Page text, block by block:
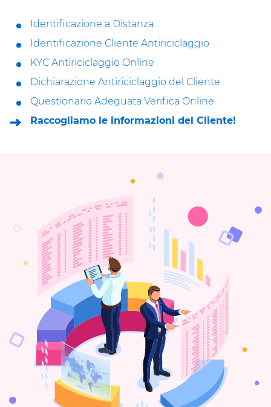
Identificazione a Distanza
Identificazione Cliente Antiriciclaggio
KYC Antiriciclaggio Online
Dichiarazione Antiriciclaggio del Cliente
Questionario Adeguata Verifica Online
Raccogliamo le informazioni del Cliente!